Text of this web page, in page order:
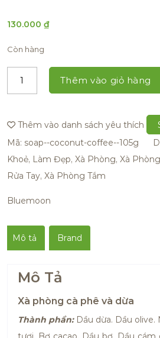
130.000 ₫
Còn hàng
Thêm vào giỏ hàng
Thêm vào danh sách yêu thích
Mã: soap--coconut-coffee--105g
Khoẻ, Làm Đẹp, Xà Phòng, Xà
Rửa Tay, Xà Phòng Tắm
Bluemoon
Mô tả Brand
Mô Tả
Xà phòng cà phê và dừa
Thành phần: Dầu dừa. Dầu olive.